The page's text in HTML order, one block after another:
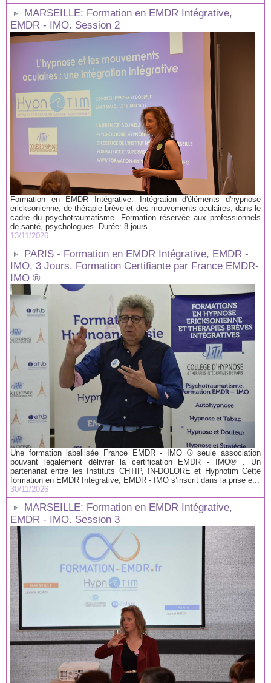
MARSEILLE: Formation en EMDR Intégrative,
EMDR - IMO. Session 2
Formation en EMDR Intégrative: Intégration d'éléments d'hypnose
ericksonienne, de thérapie brève et des mouvements oculaires, dans le
cadre du psychotraumatisme. Formation réservée aux professionnels
de santé, psychologues. Durée: 8 jours...
13/11/2026
PARIS - Formation en EMDR Intégrative, EMDR -
IMO, 3 Jours. Formation Certifiante par France EMDR-
IMO ®
Une formation labellisée France EMDR - IMO ® seule association
pouvant légalement délivrer la certification EMDR - IMO® . Un
partenariat entre les Instituts CHTIP, IN-DOLORE et Hypnotim Cette
formation en EMDR Intégrative, EMDR - IMO s’inscrit dans la prise e...
30/11/2026
MARSEILLE: Formation en EMDR Intégrative,
EMDR - IMO. Session 3